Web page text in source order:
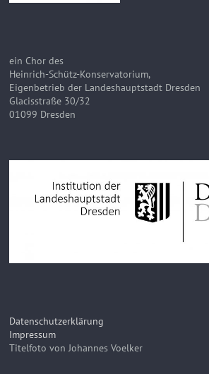
ein Chor des
Heinrich-Schütz-Konservatorium,
Eigenbetrieb der Landeshauptstadt Dresden
Glacisstraße 30/32
01099 Dresden
Datenschutzerklärung
Impressum
Titelfoto von Johannes Voelker